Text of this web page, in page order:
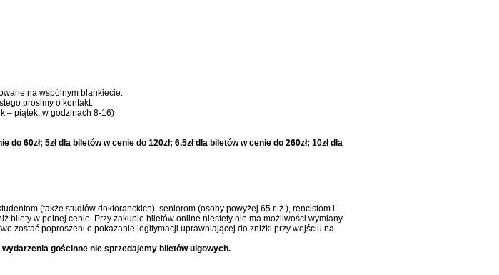
na wspólnym blankiecie.
prosimy o kontakt:
– piątek, w godzinach 8-16)
60zł; 5zł dla biletów w cenie do 120zł; 6,5zł dla biletów w cenie do 260zł; 10zł dla
(także studiów doktoranckich), seniorom (osoby powyżej 65 r. ż.), rencistom i
bilety w pełnej cenie. Przy zakupie biletów online niestety nie ma możliwości wymiany
zostać poproszeni o pokazanie legitymacji uprawniającej do zniżki przy wejściu na
gościnne nie sprzedajemy biletów ulgowych.